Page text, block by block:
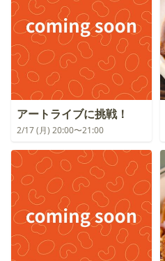
アートライブに挑戦！
2/17 (月) 20:00〜21:00